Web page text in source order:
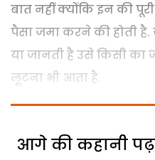
बात नहीं क्योंकि इन की
पैसा जमा करने की होती
या जानती है उसे किसी का
लूटना भी आता है.
आगे की कहानी